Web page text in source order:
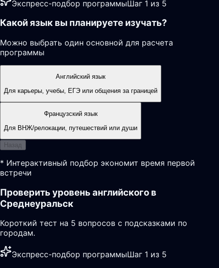
Экспресс-подбор программыШаг 1 из 5
Какой язык вы планируете изучать?
Можно выбрать один основной для расчета
программы
Английский язык
Для карьеры, учебы, ЕГЭ или общения за границей
Французский язык
Для ВНЖ/релокации, путешествий или души
Назад
* Интерактивный подбор экономит время первой
встречи
Проверить уровень английского в
Среднеуральск
Короткий тест на 5 вопросов с подсказками по
городам.
Экспресс-подбор программыШаг 1 из 5